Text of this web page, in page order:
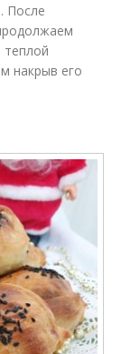
После
теплой
накрыв его